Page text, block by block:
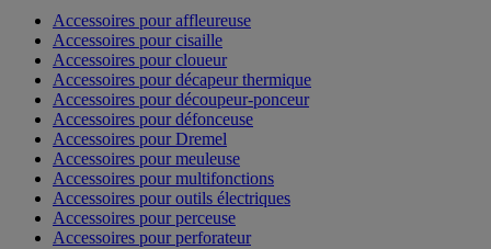
Accessoires pour affleureuse
Accessoires pour cisaille
Accessoires pour cloueur
Accessoires pour décapeur thermique
Accessoires pour découpeur-ponceur
Accessoires pour défonceuse
Accessoires pour Dremel
Accessoires pour meuleuse
Accessoires pour multifonctions
Accessoires pour outils électriques
Accessoires pour perceuse
Accessoires pour perforateur